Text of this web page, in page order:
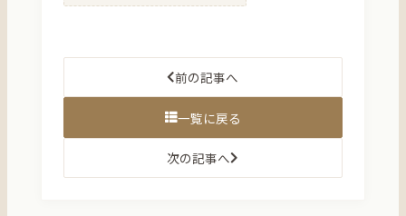
前の記事へ
一覧に戻る
次の記事へ